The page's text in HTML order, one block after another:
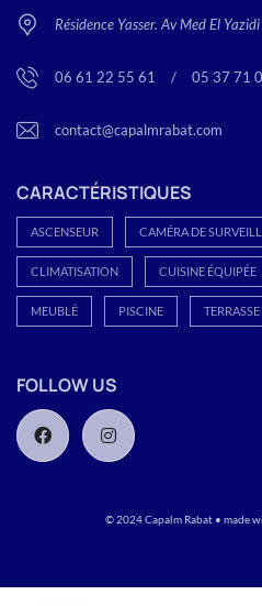
Résidence Yasser. Av Med El
06 61 22 55 61 / 05 37 71
contact@capalmrabat.com
CARACTÉRISTIQUES
ASCENSEUR CAMÉRA DE
CLIMATISATION CUISINE ÉQUIPÉE
MEUBLÉ PISCINE TERRASSE
FOLLOW US
© 2024 Capalm Rabat • made